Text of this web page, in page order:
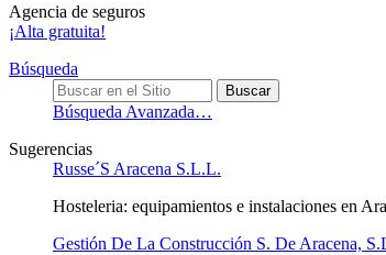
Agencia de seguros
¡Alta gratuita!
Búsqueda
Búsqueda Avanzada…
Sugerencias
Russe´S Aracena S.L.L.
Hosteleria: equipamientos e instalaciones en
Gestión De La Construcción S. De Aracena,